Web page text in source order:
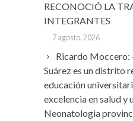
RECONOCIÓ LA
INTEGRANTES
7 agosto, 2026
Ricardo Moccero:
Suárez es un distrito
educación
excelencia en salud y
Neonatologia